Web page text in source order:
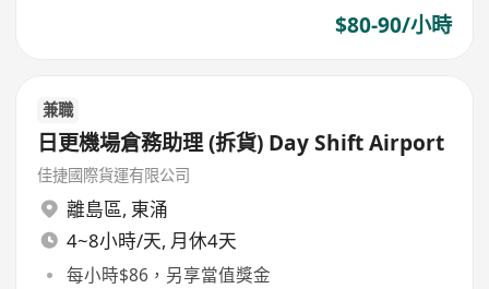
$80-90/小時
兼職
日更機場倉務助理 (拆貨) Day Shift Airport
佳捷國際貨運有限公司
離島區, 東涌
4~8小時/天, 月休4天
每小時$86，另享當值獎金